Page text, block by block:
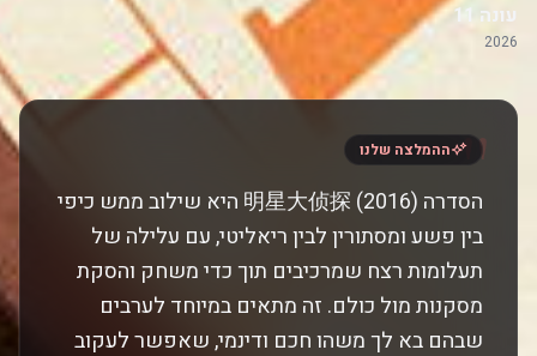
עונה 11
2026
" ההמלצה שלנו
הסדרה 明星大侦探 (2016) היא שילוב ממש כיפי
בין פשע ומסתורין לבין ריאליטי, עם עלילה של
תעלומות רצח שמרכיבים תוך כדי משחק והסקת
מסקנות מול כולם. זה מתאים במיוחד לערבים
שבהם בא לך משהו חכם ודינמי, שאפשר לעקוב